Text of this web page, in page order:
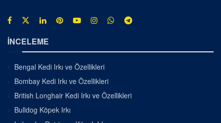
İNCELEME
Bengal Kedi Irkı ve Özellikleri
Bombay Kedi Irkı ve Özellikleri
British Longhair Kedi Irkı ve Özellikleri
Bulldog Köpek Irkı